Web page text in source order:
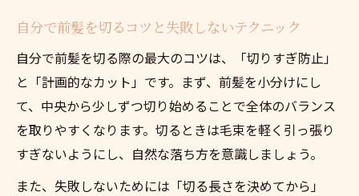
自分で前髪を切るコツと失敗しないテクニック
自分で前髪を切る際の最大のコツは、「切りすぎ防止」
と「計画的なカット」です。まず、前髪を小分けにし
て、中央から少しずつ切り始めることで全体のバランス
を取りやすくなります。切るときは毛束を軽く引っ張り
すぎないようにし、自然な落ち方を意識しましょう。
また、失敗しないためには「切る長さを決めてから」